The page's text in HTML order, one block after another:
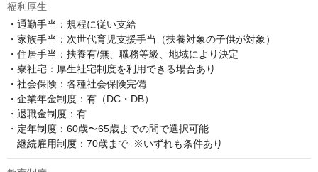
福利厚生
・通勤手当：規程に従い支給
・家族手当：次世代育児支援手当（扶養対象の子供が対象）
・住居手当：扶養有/無、職務等級、地域により決定
・寮社宅：厚生社宅制度を利用できる場合あり
・社会保険：各種社会保険完備
・企業年金制度：有（DC・DB）
・退職金制度：有
・定年制度：60歳〜65歳までの間で選択可能
継続雇用制度：70歳まで  ※いずれも条件あり